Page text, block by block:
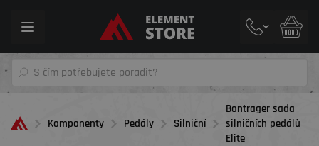
Toggle
Komponenty Pedály Silniční
Bontrager sada
silničních pedálů
Elite